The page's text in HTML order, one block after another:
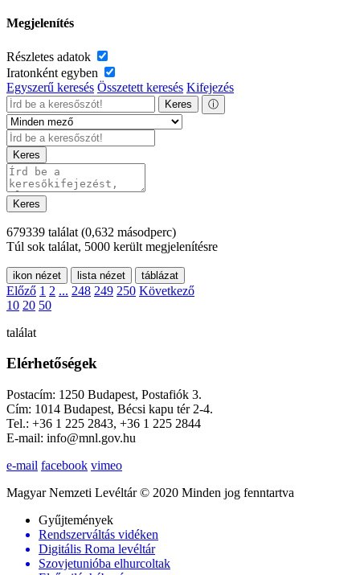
Megjelenítés
Részletes adatok
Iratonként egyben
Egyszerű keresés Összetett keresés Kifejezés
Keres ⓘ
Keres
Keres
679339 találat (0,632 másodperc)
Túl sok találat, 5000 került megjelenítésre
ikon nézet lista nézet táblázat
Előző 1 2 ... 248 249 250 Következő
10 20 50
találat
Elérhetőségek
Postacím: 1250 Budapest, Postafiók 3.
Cím: 1014 Budapest, Bécsi kapu tér 2-4.
Tel.: +36 1 225 2843, +36 1 225 2844
E-mail: info@mnl.gov.hu
e-mail facebook vimeo
Magyar Nemzeti Levéltár © 2020 Minden jog fenntartva
Gyűjtemények
Rendszerváltás vidéken
Digitális Roma levéltár
Szovjetunióba elhurcoltak